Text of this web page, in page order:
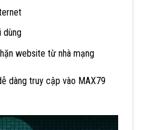
dùng
website từ nhà mạng
dàng truy cập vào MAX79